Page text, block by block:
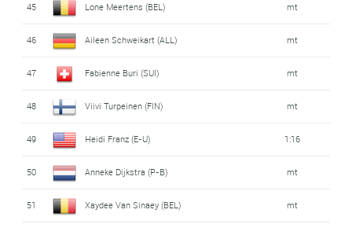
45 Lone Meertens (BEL) mt
46 Aileen Schweikart (ALL) mt
47 Fabienne Buri (SUI) mt
48 Viivi Turpeinen (FIN) mt
49 Heidi Franz (E-U) 1:16
50 Anneke Dijkstra (P-B) mt
51 Xaydee Van Sinaey (BEL) mt